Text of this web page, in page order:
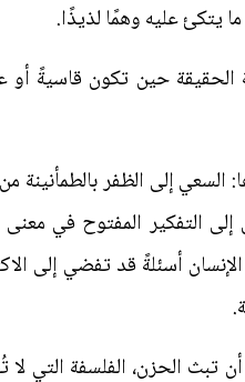
يتكئ عليه وهمًا لذيذًا.
حين تكون قاسيةً أو
السعي إلى الظفر بالطمأنينة
التفكير المفتوح في
أسئلةً قد تفضي إلى
الحزن، الفلسفة التي